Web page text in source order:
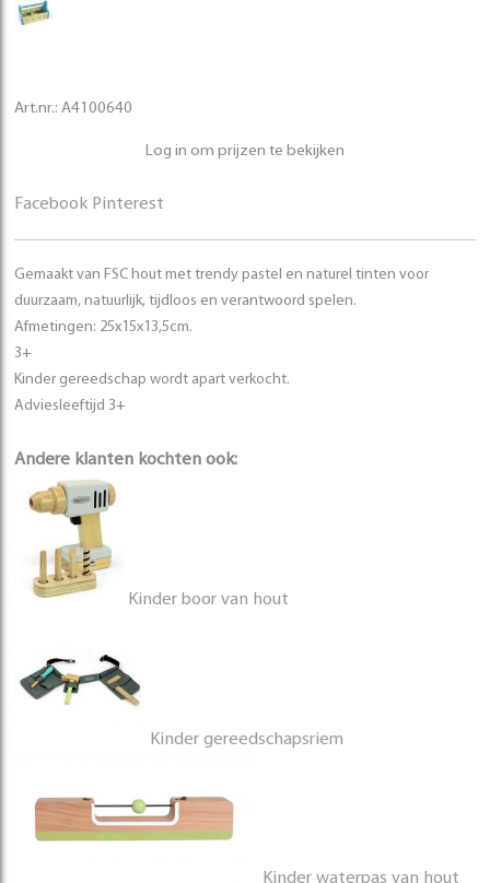
Art.nr.: A4100640
Log in om prijzen te bekijken
Facebook Pinterest
Gemaakt van FSC hout met trendy pastel en naturel tinten voor
duurzaam, natuurlijk, tijdloos en verantwoord spelen.
Afmetingen: 25x15x13,5cm.
3+
Kinder gereedschap wordt apart verkocht.
Adviesleeftijd 3+
Andere klanten kochten ook:
Kinder boor van hout
Kinder gereedschapsriem
Kinder waterpas van hout